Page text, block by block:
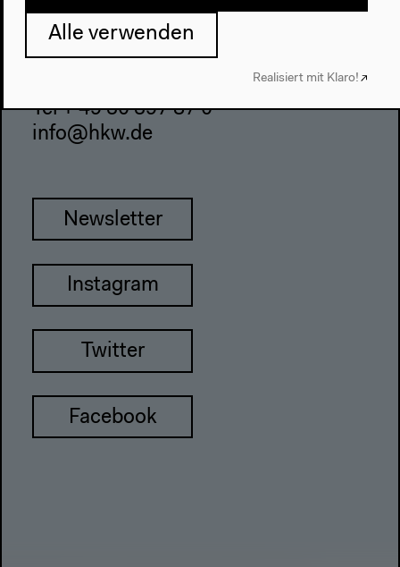
Haus der Kulturen der Welt
John-Foster-Dulles-Allee 10, 10557
Tel + 49 30 397 87 0
info@hkw.de
Newsletter
Instagram
Twitter
Facebook
Alle verwenden
Realisiert mit Klaro!